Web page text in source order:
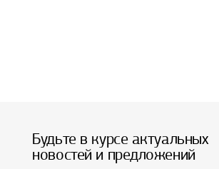
Будьте в курсе актуальных
новостей и предложений